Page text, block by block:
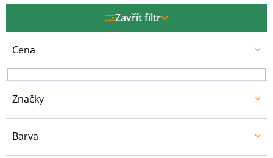
k
t
Zavřít filtr
Cena
Značky
Barva